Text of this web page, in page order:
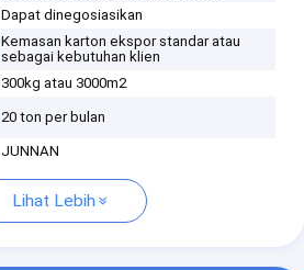
Dapat dinegosiasikan
Kemasan karton ekspor standar atau
sebagai kebutuhan klien
300kg atau 3000m2
20 ton per bulan
JUNNAN
Lihat Lebih